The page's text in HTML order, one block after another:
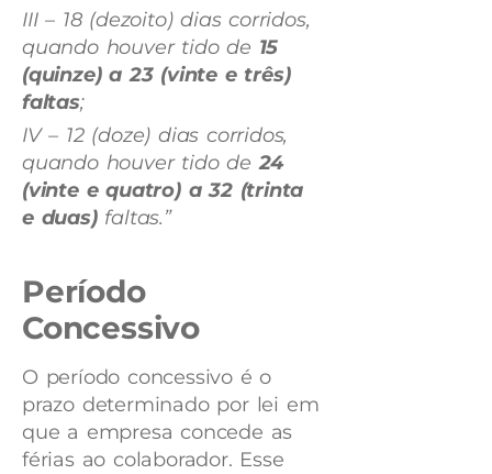
III – 18 (dezoito) dias corridos,
quando houver tido de 15
(quinze) a 23 (vinte e três)
faltas;
IV – 12 (doze) dias corridos,
quando houver tido de24
(vinte e quatro) a 32 (trinta
e duas)faltas.”
Período
Concessivo
O período concessivo é o
prazo determinado por lei em
que a empresa concede as
férias ao colaborador. Esse